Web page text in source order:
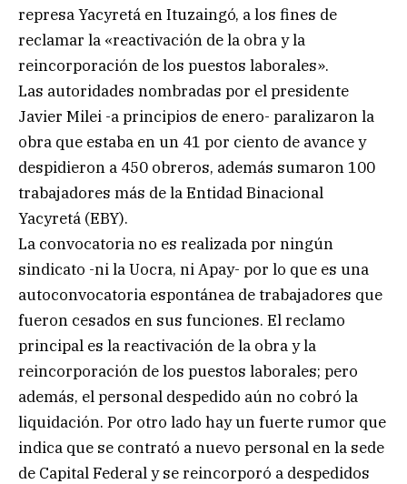
represa Yacyretá en Ituzaingó, a los fines de
reclamar la «reactivación de la obra y la
reincorporación de los puestos laborales».
Las autoridades nombradas por el presidente
Javier Milei -a principios de enero- paralizaron la
obra que estaba en un 41 por ciento de avance y
despidieron a 450 obreros, además sumaron 100
trabajadores más de la Entidad Binacional
Yacyretá (EBY).
La convocatoria no es realizada por ningún
sindicato -ni la Uocra, ni Apay- por lo que es una
autoconvocatoria espontánea de trabajadores que
fueron cesados en sus funciones. El reclamo
principal es la reactivación de la obra y la
reincorporación de los puestos laborales; pero
además, el personal despedido aún no cobró la
liquidación. Por otro lado hay un fuerte rumor que
indica que se contrató a nuevo personal en la sede
de Capital Federal y se reincorporó a despedidos